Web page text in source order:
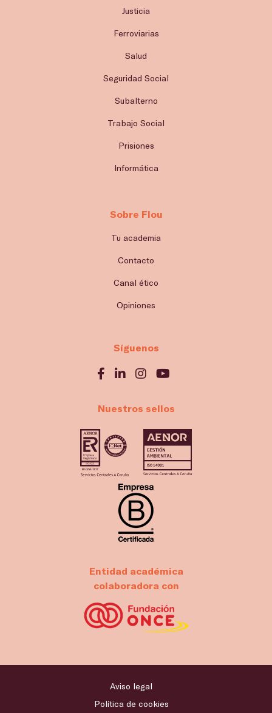
Justicia
Ferroviarias
Salud
Seguridad Social
Subalterno
Trabajo Social
Prisiones
Informática
Sobre Flou
Tu academia
Contacto
Canal ético
Opiniones
Síguenos
Nuestros sellos
Entidad académica
colaboradora con
Aviso legal
Política de cookies